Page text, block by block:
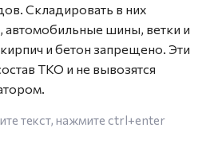
Складировать в них
автомобильные шины, ветки и
и бетон запрещено. Эти
ТКО и не вывозятся
текст, нажмите ctrl+enter